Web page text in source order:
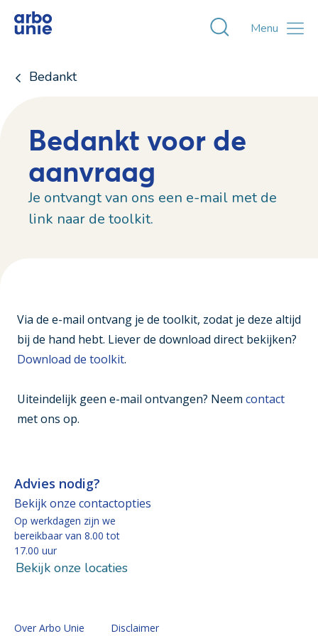
Toggle
Menu
Bedankt
Bedankt voor de
aanvraag
Je ontvangt van ons een e-mail met de
link naar de toolkit.
Via de e-mail ontvang je de toolkit, zodat je deze altijd
bij de hand hebt. Liever de download direct bekijken?
Download de toolkit.
Uiteindelijk geen e-mail ontvangen? Neem contact
met ons op.
Advies nodig?
Bekijk onze contactopties
Op werkdagen zijn we
bereikbaar van 8.00 tot
17.00 uur
Bekijk onze locaties
Over Arbo Unie Disclaimer